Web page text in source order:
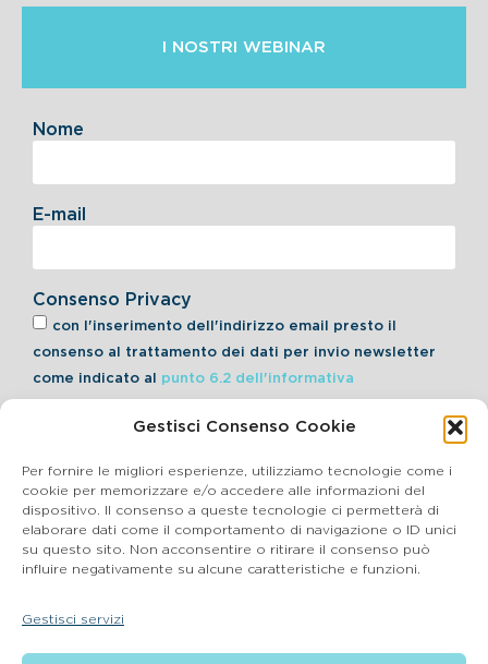
Gestisci Consenso Cookie
Per fornire le migliori esperienze, utilizziamo tecnologie come i
cookie per memorizzare e/o accedere alle informazioni del
dispositivo. Il consenso a queste tecnologie ci permetterà di
elaborare dati come il comportamento di navigazione o ID unici
su questo sito. Non acconsentire o ritirare il consenso può
influire negativamente su alcune caratteristiche e funzioni.
Gestisci servizi
I NOSTRI WEBINAR
Consenso Privacy
con l'inserimento dell'indirizzo email presto il
consenso al trattamento dei dati per invio newsletter
come indicato al punto 6.2 dell'informativa
Nome
E-mail
Iscriviti alla Newsletter
Cookie Policy